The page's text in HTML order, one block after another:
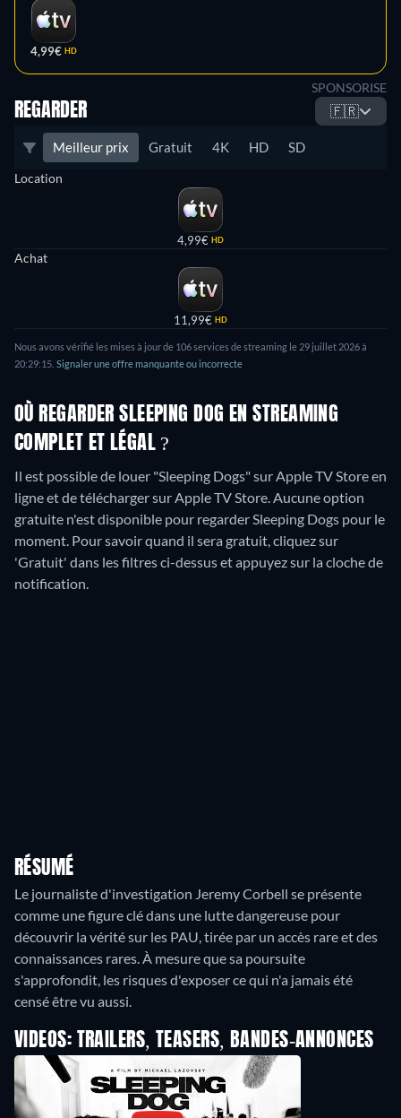
4,99€ HD
SPONSORISE
REGARDER 🇫🇷
Meilleur prix Gratuit 4K HD SD
Location
4,99€ HD
Achat
11,99€ HD
Nous avons vérifié les mises à jour de 106services de streaming le 29 juillet 2026à
20:29:15 Signaler une offre manquante ou incorrecte
OÙ REGARDER SLEEPING DOG EN STREAMING
COMPLET ET LÉGAL ?
Il est possible de louer "Sleeping Dogs" sur Apple TV Store en
ligne et de télécharger sur Apple TV Store.Aucune option
gratuite n'est disponible pour regarder Sleeping Dogs pour le
moment. Pour savoir quand il sera gratuit, cliquez sur
'Gratuit' dans les filtres ci-dessus et appuyez sur la cloche de
notification.
RÉSUMÉ
Le journaliste d'investigation Jeremy Corbell se présente
comme une figure clé dans une lutte dangereuse pour
découvrir la vérité sur les PAU, tirée par un accès rare et des
connaissances rares. À mesure que sa poursuite
s'approfondit, les risques d'exposer ce qui n'a jamais été
censé être vu aussi.
VIDEOS: TRAILERS, TEASERS, BANDES-ANNONCES